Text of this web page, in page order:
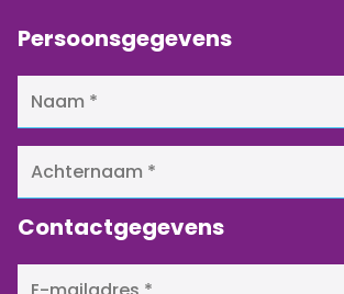
Persoonsgegevens
Contactgegevens